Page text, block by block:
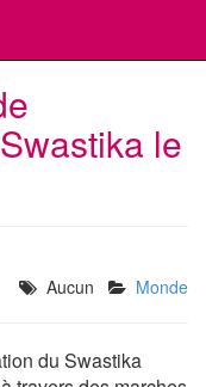
le
Aucun
Monde
du Swastika